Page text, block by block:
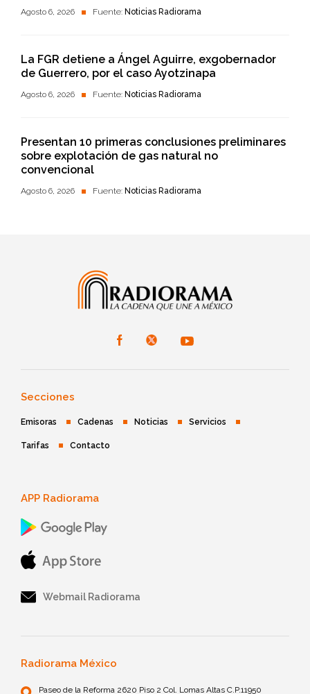
Agosto 6, 2026 Fuente: Noticias Radiorama
La FGR detiene a Ángel Aguirre, exgobernador
de Guerrero, por el caso Ayotzinapa
Agosto 6, 2026 Fuente: Noticias Radiorama
Presentan 10 primeras conclusiones preliminares
sobre explotación de gas natural no
convencional
Agosto 6, 2026 Fuente: Noticias Radiorama
Secciones
Emisoras Cadenas Noticias Servicios
Tarifas Contacto
APP Radiorama
Webmail Radiorama
Radiorama México
Paseo de la Reforma 2620 Piso 2 Col. Lomas Altas C.P.11950